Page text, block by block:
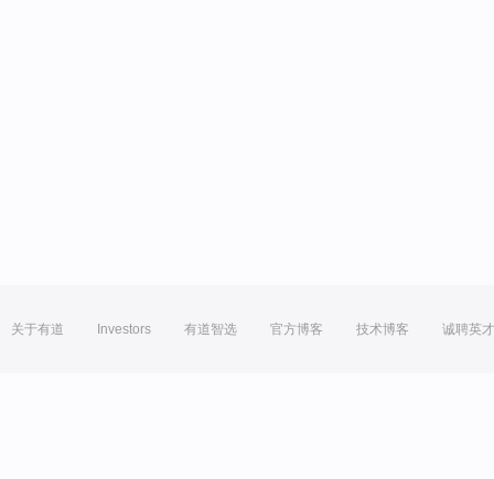
关于有道 Investors 有道智选 官方博客 技术博客 诚聘英才